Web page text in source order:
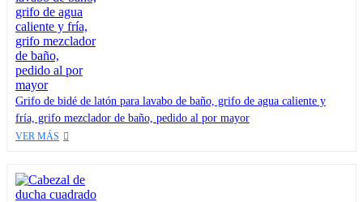
Grifo de bidé de latón para lavabo de baño, grifo de agua caliente y
fría, grifo mezclador de baño, pedido al por mayor
VER MÁS